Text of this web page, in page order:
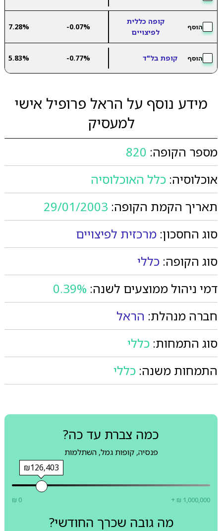
הוסף
קופה כללית
לפיצויים
-0.07%
7.28%
הוסף קופת בל"ד -0.77%
5.83%
מידע נוסף על הראל פרופיל אישי
למעסיק
מספר הקופה: 820
אוכלוסיה: כלל האוכלוסיה
תאריך הקמת הקופה: 29/01/2003
סוג החסכון: מרכזית לפיצויים
סוג הקופה: כללי
דמי ניהול ממוצעים לשנה: 0.39%
חברה מנהלת: הראל
סוג התמחות: כללי
התמחות משנה: כללי
כמה צברת עד כה?
פנסיה, קופות גמל, השתלמות
₪126,403
₪ 0 + ₪ 1,000,000
מה גובה שכרך החודשי?